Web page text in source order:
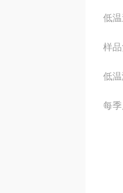
低
样
低
每